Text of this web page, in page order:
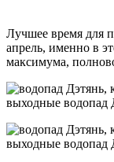
Лучшее время для
апрель, именно в
максимума,